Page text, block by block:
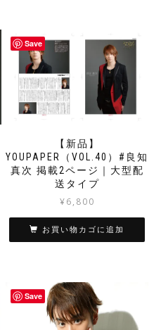
Save
【新品】
YOUPAPER（VOL.40）#良知
真次 掲載2ページ｜大型配
送タイプ
¥6,800
お買い物カゴに追加
Save